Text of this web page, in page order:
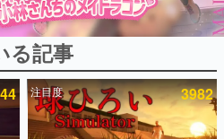
記事ランキング
る記事
注目度 3982